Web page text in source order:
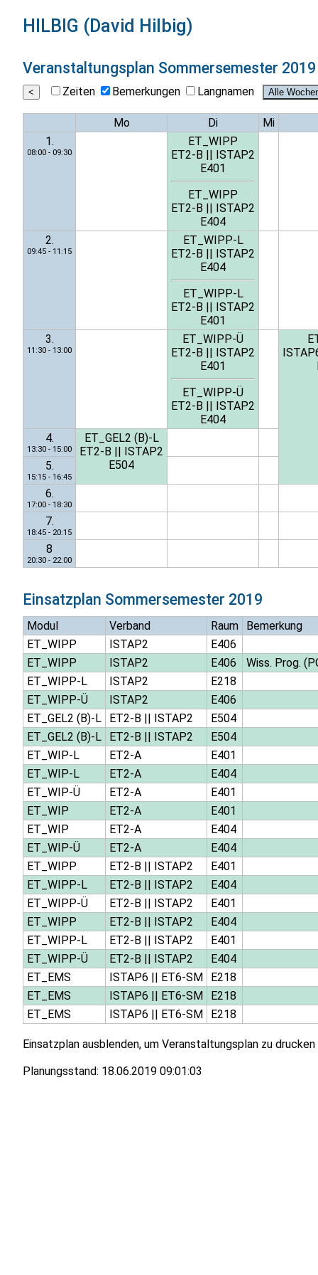
HILBIG (David Hilbig)
Veranstaltungsplan Sommersemester 2019
Zeiten Bemerkungen Langnamen
Mo Di
Mi
1.
08:00 - 09:30
ET_WIPP
ET2-B
ISTAP2
E401
ET_WIPP
ET2-B
ISTAP2
E404
2.
09:45 - 11:15
ET_WIPP-L
ET2-B
ISTAP2
E404
ET_WIPP-L
ET2-B
ISTAP2
E401
3.
11:30 - 13:00
ET_WIPP-Ü
ET2-B
ISTAP2
E401
ET_WIPP-Ü
ET2-B
ISTAP2
E404
4.
13:30 - 15:00
ET_GEL2 (B)-L
ET2-B
ISTAP2
E504
5.
15:15 - 16:45
6.
17:00 - 18:30
7.
18:45 - 20:15
8
20:30 - 22:00
Einsatzplan Sommersemester 2019
Modul Verband Raum
Bemerkung
ET_WIPP
ISTAP2
E406
ET_WIPP
ISTAP2 E406
Wiss. Prog.
ET_WIPP-L
ISTAP2
E218
ET_WIPP-Ü
ISTAP2
E406
ET_GEL2 (B)-L
ET2-B || ISTAP2
E504
ET_GEL2 (B)-L
ET2-B || ISTAP2
E504
ET_WIP-L
ET2-A
E401
ET_WIP-L
ET2-A
E404
ET_WIP-Ü
ET2-A
E401
ET_WIP
ET2-A
E401
ET_WIP
ET2-A
E404
ET_WIP-Ü
ET2-A
E404
ET_WIPP
ET2-B || ISTAP2
E401
ET_WIPP-L
ET2-B || ISTAP2
E404
ET_WIPP-Ü
ET2-B || ISTAP2
E401
ET_WIPP
ET2-B || ISTAP2
E404
ET_WIPP-L
ET2-B || ISTAP2
E401
ET_WIPP-Ü
ET2-B || ISTAP2
E404
ET_EMS
ISTAP6 || ET6-SM
E218
ET_EMS
ISTAP6 || ET6-SM
E218
ET_EMS
ISTAP6 || ET6-SM E218
Einsatzplan ausblenden, um Veranstaltungsplan zu drucken
Planungsstand: 18.06.2019 09:01:03